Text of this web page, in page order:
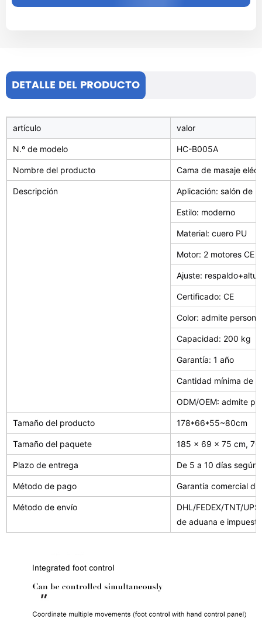
DETALLE DEL PRODUCTO
artículo valor
N.º de modelo HC-B005A
Nombre del producto Cama de masaje
Descripción Aplicación: salón de
Estilo: moderno
Material: cuero PU
Motor: 2 motores CE
Ajuste:
Certificado: CE
Color: admite
Capacidad: 200 kg
Garantía: 1 año
Cantidad mínima de
ODM/OEM: admite
Tamaño del producto 178*66*55~80cm
Tamaño del paquete 185 x 69 x 75 cm,
Plazo de entrega De 5 a 10 días
Método de pago Garantía comercial
Método de envío
DHL/FEDEX/TNT/
de aduana e